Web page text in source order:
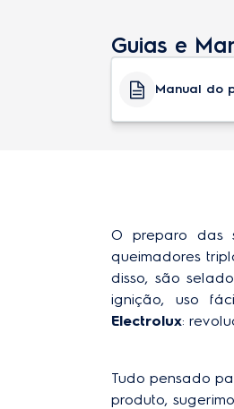
Acabamento em
Acendimento
Acendimento super
Grades individuais
Grafismo na mesa
Queimadores selados
Guias e
Manual do
O preparo das
queimadores
disso, são
ignição, uso
Electrolux:
Tudo pensado
produto,